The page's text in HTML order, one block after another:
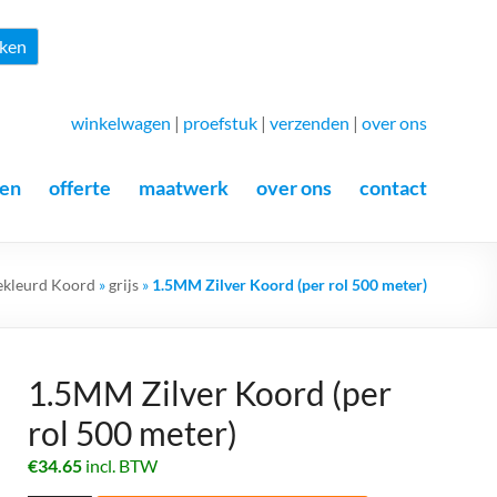
winkelwagen | proefstuk | verzenden | over ons
offerte maatwerk over ons contact
Koord »grijs » 1.5MM Zilver Koord (per rol 500 meter)
1.5MM Zilver Koord (per
rol 500 meter)
€34.65 incl. BTW